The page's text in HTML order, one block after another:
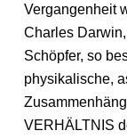
Vergangenheit
Charles
Schöpfer, so
physikalische,
VERHÄLTNIS